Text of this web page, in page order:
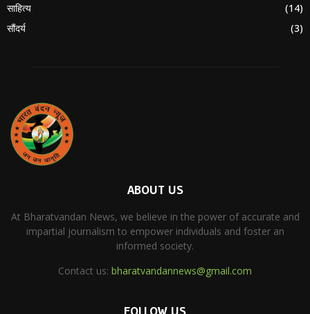
साहित्य
(14)
सौंदर्य
(3)
ABOUT US
At Bharatvandan News, we believe in the power of accurate and
impartial journalism to empower individuals and foster an
informed society.
Contact us: bharatvandannews@gmail.com